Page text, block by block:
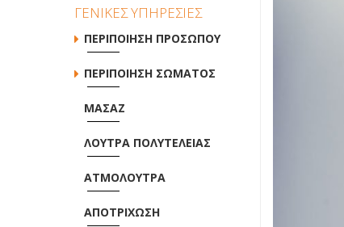
ΓΕΝΙΚΕΣ ΥΠΗΡΕΣΙΕΣ
ΠΕΡΙΠΟΙΗΣΗ ΠΡΟΣΩΠΟΥ
ΠΕΡΙΠΟΙΗΣΗ ΣΩΜΑΤΟΣ
ΜΑΣΑΖ
ΛΟΥΤΡΑ ΠΟΛΥΤΕΛΕΙΑΣ
ΑΤΜΟΛΟΥΤΡΑ
ΑΠΟΤΡΙΧΩΣΗ